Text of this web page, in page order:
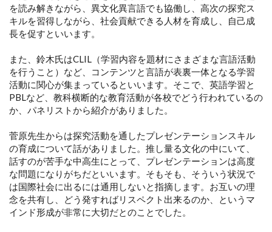
を読み解きながら、異文化異言語でも協働し、高次の探究ス
キルを習得しながら、社会貢献できる人材を育成し、自己成
長を促すといいます。
また、鈴木氏はCLIL（学習内容を題材にさまざまな言語活動
を行うこと）など、コンテンツと言語が表裏一体となる学習
活動に関心が集まっているといいます。そこで、英語学習と
PBLなど、教科横断的な教育活動が各校でどう行われているの
か、パネリストから紹介がありました。
菅原先生からは探究活動を通したプレゼンテーションスキル
の育成について話がありました。推し量る文化の中にいて、
話すのが苦手な中高生にとって、プレゼンテーションは高度
な問題になりがちだといいます。そもそも、そういう状況で
は国際社会に出るには通用しないと指摘します。お互いの理
念を共有し、どう発すればリスペクト出来るのか、というマ
インド形成が非常に大切だとのことでした。